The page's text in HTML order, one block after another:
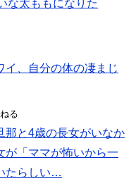
な太ももになりた
イ、自分の体の凄まじ
る
那と4歳の長女がいなか
が「ママが怖いから一
たらしい…